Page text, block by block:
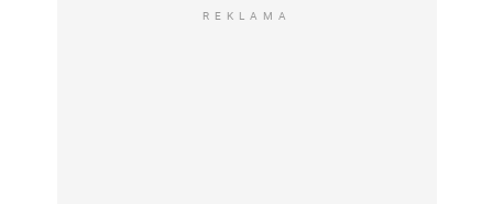
REKLAMA